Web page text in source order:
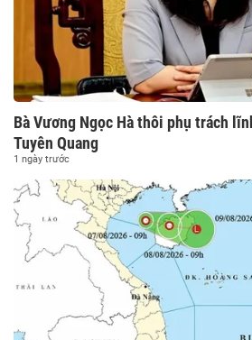
Bà Vương Ngọc Hà thôi phụ trách
Tuyên Quang
1 ngày trước